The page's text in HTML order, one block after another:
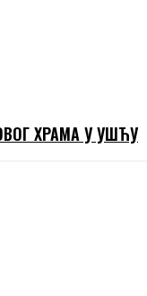
ХРАМА У УШЋУ